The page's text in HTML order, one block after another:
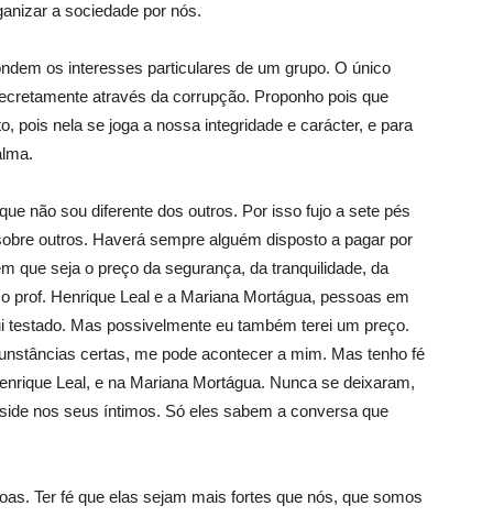
a sociedade por nós.
os interesses particulares de um grupo. O único
através da corrupção. Proponho pois que
pois nela se joga a nossa integridade e carácter, e para
não sou diferente dos outros. Por isso fujo a sete pés
outros. Haverá sempre alguém disposto a pagar por
que seja o preço da segurança, da tranquilidade, da
prof. Henrique Leal e a Mariana Mortágua, pessoas em
Mas possivelmente eu também terei um preço.
certas, me pode acontecer a mim. Mas tenho fé
Leal, e na Mariana Mortágua. Nunca se deixaram,
nos seus íntimos. Só eles sabem a conversa que
Ter fé que elas sejam mais fortes que nós, que somos